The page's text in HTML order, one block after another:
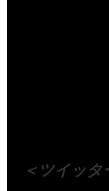
＜ツイッタ